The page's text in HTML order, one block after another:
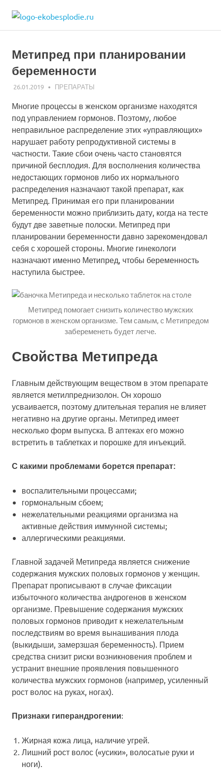
content
и
лечении
бесплодия
Метипред при планировании
беременности
26.01.2019 ЭКО-1
ПРЕПАРАТЫ
Многие процессы в женском организме находятся
под управлением гормонов. Поэтому, любое
неправильное распределение этих «управляющих»
нарушает работу репродуктивной системы в
частности. Такие сбои очень часто становятся
причиной бесплодия. Для восполнения количества
недостающих гормонов либо их нормального
распределения назначают такой препарат, как
Метипред. Принимая его при планировании
беременности можно приблизить дату, когда на тесте
будут две заветные полоски. Метипред при
планировании беременности давно зарекомендовал
себя с хорошей стороны. Многие гинекологи
назначают именно Метипред, чтобы беременность
наступила быстрее.
Метипред помогает снизить количество мужских
гормонов в женском организме. Тем самым, с Метипредом
забеременеть будет легче.
Свойства Метипреда
Главным действующим веществом в этом препарате
является метилпреднизолон. Он хорошо
усваивается, поэтому длительная терапия не влияет
негативно на другие органы. Метипред имеет
несколько форм выпуска. В аптеках его можно
встретить в таблетках и порошке для инъекций.
С какими проблемами борется препарат:
воспалительными процессами;
гормональным сбоем;
нежелательными реакциями организма на
активные действия иммунной системы;
аллергическими реакциями.
Главной задачей Метипреда является снижение
содержания мужских половых гормонов у женщин.
Препарат прописывают в случае фиксации
избыточного количества андрогенов в женском
организме. Превышение содержания мужских
половых гормонов приводит к нежелательным
последствиям во время вынашивания плода
(выкидыши, замерзшая беременность). Прием
средства снизит риски возникновения проблем и
устранит внешние проявления повышенного
количества мужских гормонов (например, усиленный
рост волос на руках, ногах).
Признаки гиперандрогении:
Жирная кожа лица, наличие угрей.
Лишний рост волос («усики», волосатые руки и
ноги).